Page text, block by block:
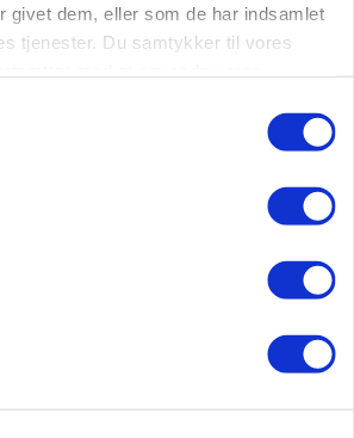
givet dem, eller som de har indsamlet
tjenester. Du samtykker til vores